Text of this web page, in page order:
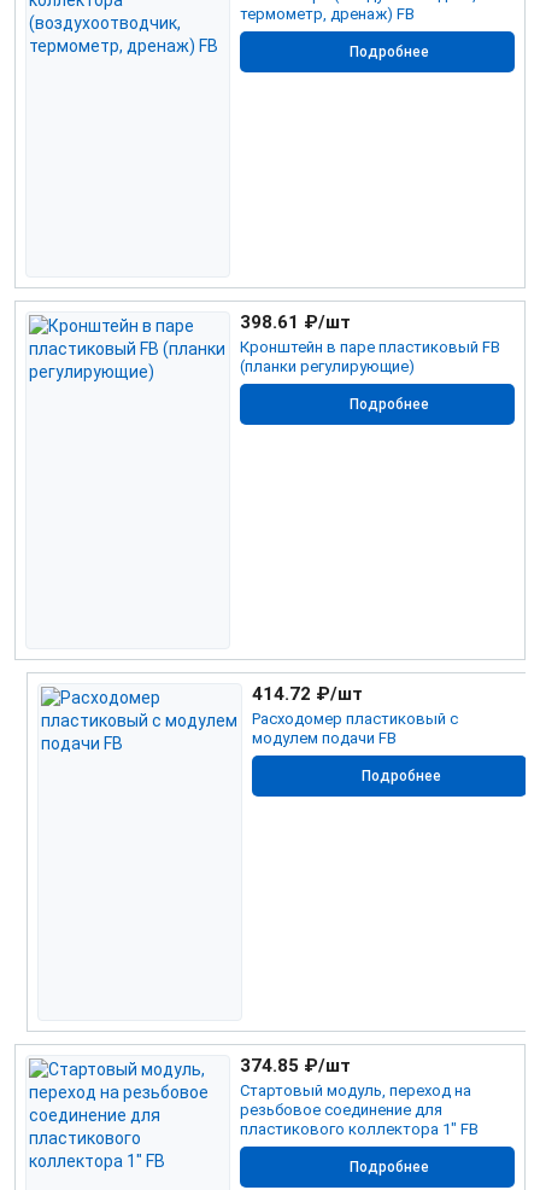
термометр, дренаж) FB
Подробнее
Кронштейн в паре пластиковый FB
(планки регулирующие)
398.61 ₽/шт
Подробнее
Расходомер пластиковый с
модулем подачи FB
414.72 ₽/шт
Подробнее
Стартовый модуль, переход на
резьбовое соединение для
пластикового коллектора 1" FB
374.85 ₽/шт
Подробнее